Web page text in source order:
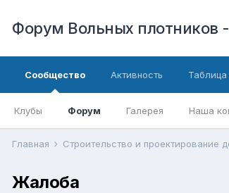
Форум Вольных плотников
Сообщество
Клубы Форум Галерея Наша
Активность
Главная Строительство и проектирование
Жалоба